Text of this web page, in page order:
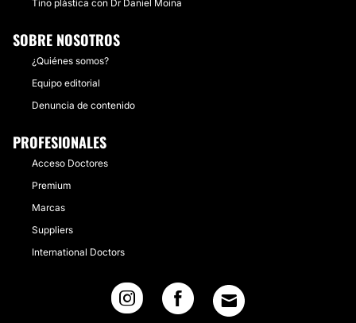
Tino plástica con Dr Daniel Moina
SOBRE NOSOTROS
¿Quiénes somos?
Equipo editorial
Denuncia de contenido
PROFESIONALES
Acceso Doctores
Premium
Marcas
Suppliers
International Doctors